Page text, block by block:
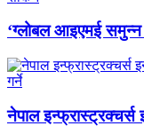
‘ग्लोबल आइएमई
नेपाल